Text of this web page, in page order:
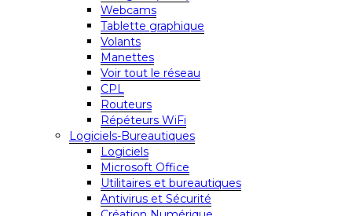
Webcams
Tablette graphique
Volants
Manettes
Voir tout le réseau
CPL
Routeurs
Répéteurs WiFi
Logiciels-Bureautiques
Logiciels
Microsoft Office
Utilitaires et bureautiques
Antivirus et Sécurité